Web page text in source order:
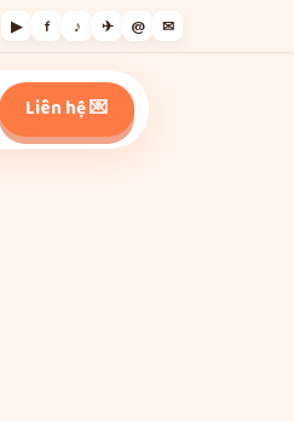
▶ f ♪ ✈ @ ✉
Liên hệ 💌